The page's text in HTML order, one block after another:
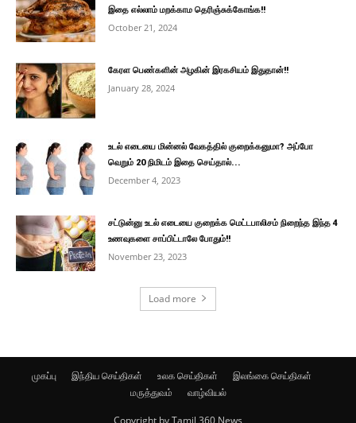
இதை எல்லாம் மறக்காம தெரிஞ்சுக்கோங்க!!
October 21, 2024
கேரள பெண்களின் அழகின் இரகசியம் இதுதான்!!
January 28, 2024
உடல் எடையை மின்னல் வேகத்தில் குறைக்கனுமா? அப்போ
வெறும் 20 நிமிடம் இதை செய்தால்...
December 4, 2023
சட்டுன்னு உடல் எடையை குறைக்க மெட்டபாலிசம் நிறைந்த இந்த 4
உணவுகளை சாப்பிட்டாலே போதும்!!
November 23, 2023
Load more
முகப்பு இந்திய செய்திகள் உலக செய்திகள்
இலங்கை செய்திகள்
மருத்துவம்
வாழ்வியல்
Copyright by Tamil 360 News